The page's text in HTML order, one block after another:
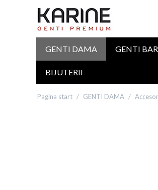
GENTI DAMA GENTI
BIJUTERII
Pagina start / GENTI DAMA /